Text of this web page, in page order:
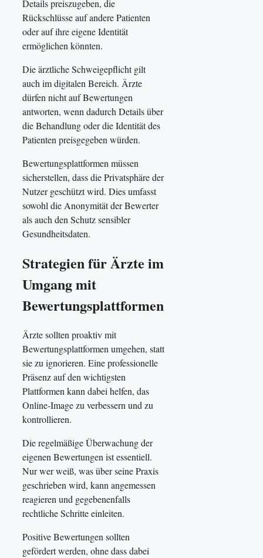
Details preiszugeben, die
Rückschlüsse auf andere Patienten
oder auf ihre eigene Identität
ermöglichen könnten.
Die ärztliche Schweigepflicht gilt
auch im digitalen Bereich. Ärzte
dürfen nicht auf Bewertungen
antworten, wenn dadurch Details über
die Behandlung oder die Identität des
Patienten preisgegeben würden.
Bewertungsplattformen müssen
sicherstellen, dass die Privatsphäre der
Nutzer geschützt wird. Dies umfasst
sowohl die Anonymität der Bewerter
als auch den Schutz sensibler
Gesundheitsdaten.
Strategien für Ärzte im
Umgang mit
Bewertungsplattformen
Ärzte sollten proaktiv mit
Bewertungsplattformen umgehen, statt
sie zu ignorieren. Eine professionelle
Präsenz auf den wichtigsten
Plattformen kann dabei helfen, das
Online-Image zu verbessern und zu
kontrollieren.
Die regelmäßige Überwachung der
eigenen Bewertungen ist essentiell.
Nur wer weiß, was über seine Praxis
geschrieben wird, kann angemessen
reagieren und gegebenenfalls
rechtliche Schritte einleiten.
Positive Bewertungen sollten
gefördert werden, ohne dass dabei